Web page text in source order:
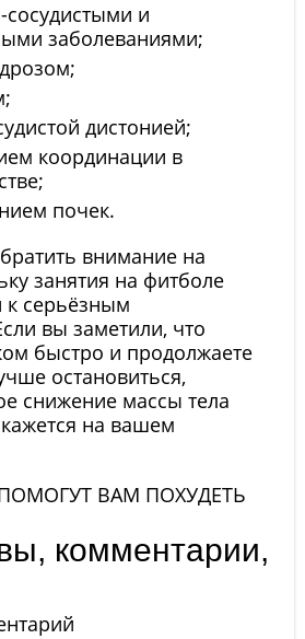
сосудистыми и
заболеваниями;
дистонией;
координации в
почек.
внимание на
занятия на фитболе
к серьёзным
вы заметили, что
быстро и продолжаете
остановиться,
снижение массы тела
на вашем
ВАМ ПОХУДЕТЬ
комментарии,